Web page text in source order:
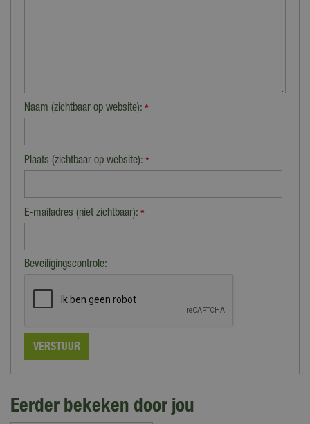
Naam (zichtbaar op website): *
Plaats (zichtbaar op website): *
E-mailadres (niet zichtbaar): *
Beveiligingscontrole:
Eerder bekeken door jou